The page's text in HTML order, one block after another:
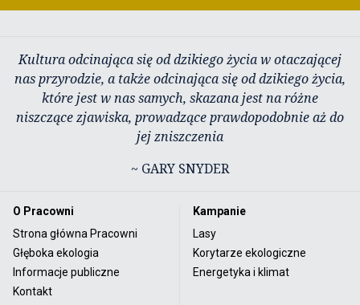
Kultura odcinająca się od dzikiego życia w otaczającej
nas przyrodzie, a także odcinająca się od dzikiego życia,
które jest w nas samych, skazana jest na różne
niszczące zjawiska, prowadzące prawdopodobnie aż do
jej zniszczenia
~ GARY SNYDER
O Pracowni
Strona główna Pracowni
Głęboka ekologia
Informacje publiczne
Kontakt
Kampanie
Lasy
Korytarze ekologiczne
Energetyka i klimat